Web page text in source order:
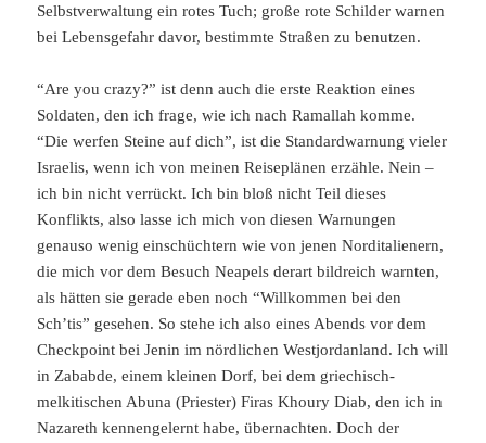
Selbstverwaltung ein rotes Tuch; große rote Schilder warnen
bei Lebensgefahr davor, bestimmte Straßen zu benutzen.
“Are you crazy?” ist denn auch die erste Reaktion eines
Soldaten, den ich frage, wie ich nach Ramallah komme.
“Die werfen Steine auf dich”, ist die Standardwarnung vieler
Israelis, wenn ich von meinen Reiseplänen erzähle. Nein –
ich bin nicht verrückt. Ich bin bloß nicht Teil dieses
Konflikts, also lasse ich mich von diesen Warnungen
genauso wenig einschüchtern wie von jenen Norditalienern,
die mich vor dem Besuch Neapels derart bildreich warnten,
als hätten sie gerade eben noch “Willkommen bei den
Sch’tis” gesehen. So stehe ich also eines Abends vor dem
Checkpoint bei Jenin im nördlichen Westjordanland. Ich will
in Zababde, einem kleinen Dorf, bei dem griechisch-
melkitischen Abuna (Priester) Firas Khoury Diab, den ich in
Nazareth kennengelernt habe, übernachten. Doch der